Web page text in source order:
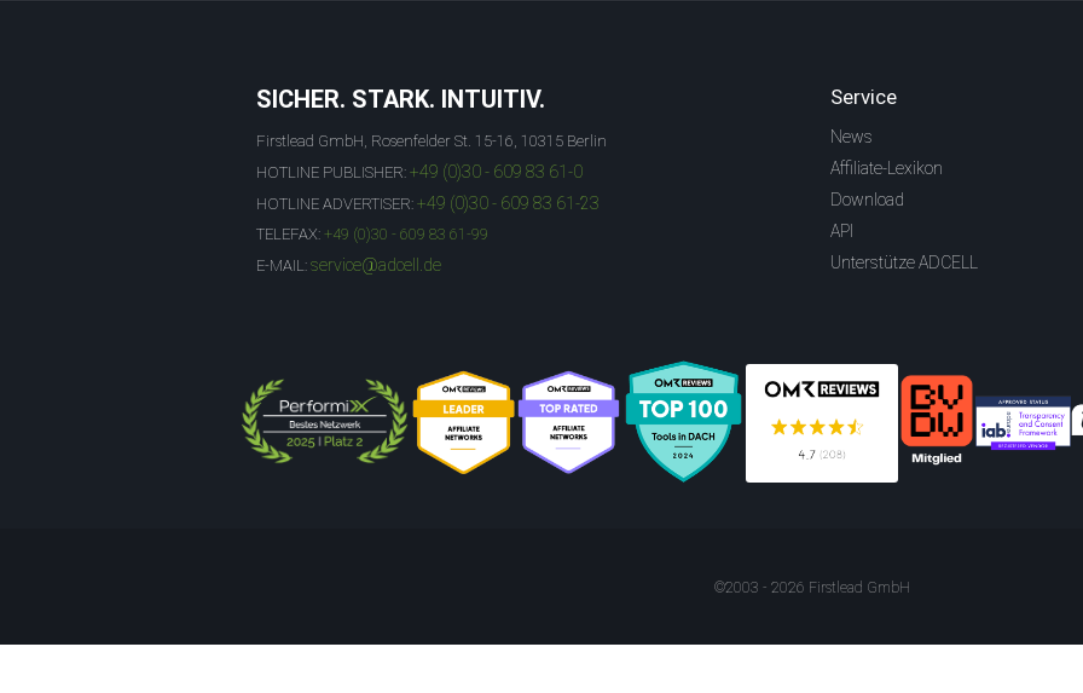
SICHER. STARK. INTUITIV.
Firstlead GmbH, Rosenfelder St. 15-16, 10315 Berlin
HOTLINE PUBLISHER: +49 (0)30 - 609 83 61-0
HOTLINE ADVERTISER: +49 (0)30 - 609 83 61-23
TELEFAX: +49 (0)30 - 609 83 61-99
E-MAIL: service@adcell.de
Service
News
Affiliate-Lexikon
Download
API
Unterstütze ADCELL
©2003 - 2026 Firstlead GmbH